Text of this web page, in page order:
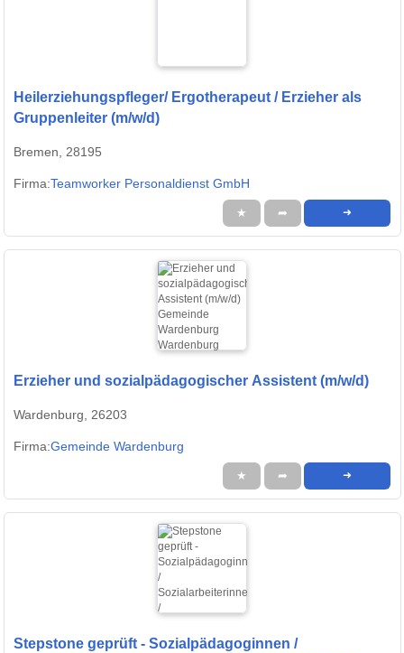
Heilerziehungspfleger/ Ergotherapeut / Erzieher als
Gruppenleiter (m/w/d)
Bremen, 28195
Firma:Teamworker Personaldienst GmbH
★ ➦ ➜
Erzieher und sozialpädagogischer Assistent (m/w/d)
Wardenburg, 26203
Firma:Gemeinde Wardenburg
★ ➦ ➜
Stepstone geprüft - Sozialpädagoginnen /